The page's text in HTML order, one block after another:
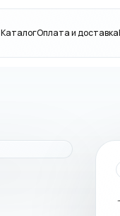
КаталогОплата и доставка